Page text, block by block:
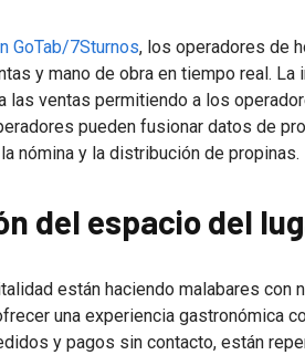
GoTab/7Sturnos, los operadores de
y mano de obra en tiempo real.
las ventas permitiendo a los
pueden fusionar datos de
nómina y la distribución de propinas.
del espacio del
están haciendo malabares con
una experiencia gastronómica
y pagos sin contacto, están